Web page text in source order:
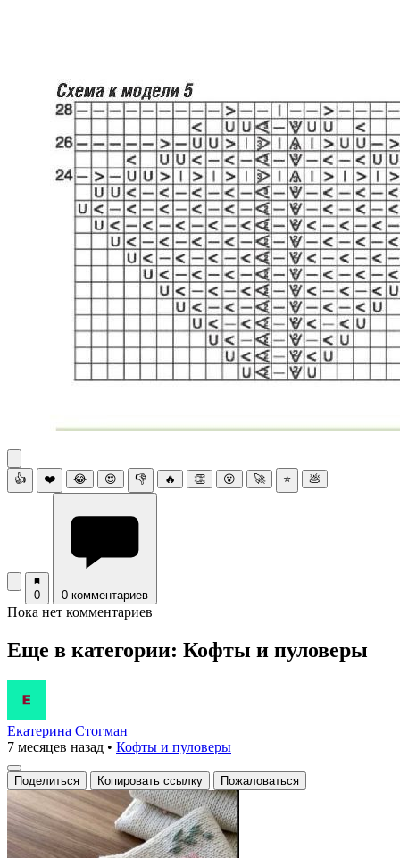
👍 ❤️ 😂 😍 👎 🔥 👏 😮 🚀 ⭐ 💩
0 0 комментариев
Пока нет комментариев
Еще в категории: Кофты и пуловеры
Екатерина Стогман
7 месяцев назад • Кофты и пуловеры
Поделиться Копировать ссылку Пожаловаться